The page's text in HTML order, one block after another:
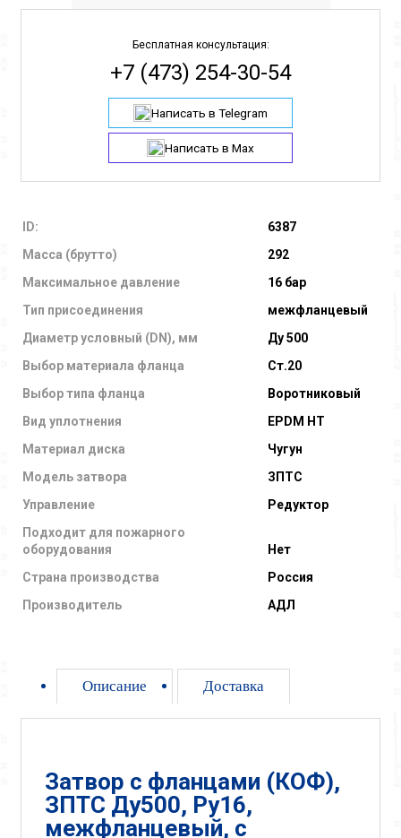
ID:
6387
Масса (брутто)
292
Максимальное давление
16 бар
Тип присоединения
межфланцевый
Диаметр условный (DN), мм
Ду 500
Выбор материала фланца
Ст.20
Выбор типа фланца
Воротниковый
Вид уплотнения
EPDM HT
Материал диска
Чугун
Модель затвора
ЗПТС
Управление
Редуктор
Подходит для пожарного
оборудования
Нет
Страна производства
Россия
Производитель
АДЛ
Бесплатная консультация:
+7 (473) 254-30-54
Написать в Telegram
Написать в Max
Описание Доставка
Затвор с фланцами (КОФ),
ЗПТС Ду500, Ру16,
межфланцевый, с